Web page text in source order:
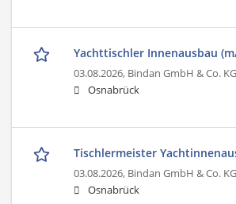
Yachttischler Innenausbau
03.08.2026, Bindan GmbH & Co. KG
Osnabrück
Tischlermeister
03.08.2026, Bindan GmbH & Co. KG
Osnabrück